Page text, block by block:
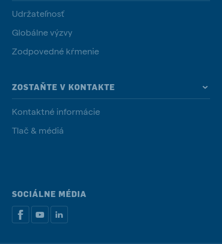
Udržateľnosť
Globálne výzvy
Zodpovedné kŕmenie
ZOSTAŇTE V KONTAKTE
Kontaktné informácie
Tlač & médiá
SOCIÁLNE MÉDIA